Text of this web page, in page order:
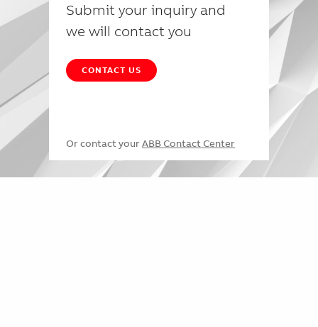
Submit your inquiry and
we will contact you
CONTACT US
Or contact your ABB Contact Center